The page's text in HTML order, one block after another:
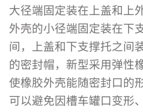
大径端固定装在上盖和上
外壳的小径端固定装在下
间，上盖和下支撑托之间
的密封帽，新型采用弹性
使橡胶外壳能随密封口的
可以避免因槽车罐口变形、